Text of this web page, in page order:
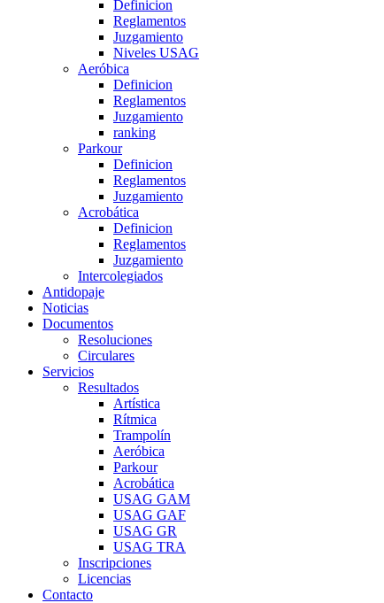
Definicion
Reglamentos
Juzgamiento
Niveles USAG
Aeróbica
Definicion
Reglamentos
Juzgamiento
ranking
Parkour
Definicion
Reglamentos
Juzgamiento
Acrobática
Definicion
Reglamentos
Juzgamiento
Intercolegiados
Antidopaje
Noticias
Documentos
Resoluciones
Circulares
Servicios
Resultados
Artística
Rítmica
Trampolín
Aeróbica
Parkour
Acrobática
USAG GAM
USAG GAF
USAG GR
USAG TRA
Inscripciones
Licencias
Contacto